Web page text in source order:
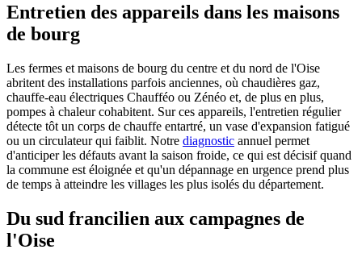
Entretien des appareils dans les maisons
de bourg
Les fermes et maisons de bourg du centre et du nord de l'Oise
abritent des installations parfois anciennes, où chaudières gaz,
chauffe-eau électriques Chaufféo ou Zénéo et, de plus en plus,
pompes à chaleur cohabitent. Sur ces appareils, l'entretien régulier
détecte tôt un corps de chauffe entartré, un vase d'expansion fatigué
ou un circulateur qui faiblit. Notre diagnostic annuel permet
d'anticiper les défauts avant la saison froide, ce qui est décisif quand
la commune est éloignée et qu'un dépannage en urgence prend plus
de temps à atteindre les villages les plus isolés du département.
Du sud francilien aux campagnes de
l'Oise